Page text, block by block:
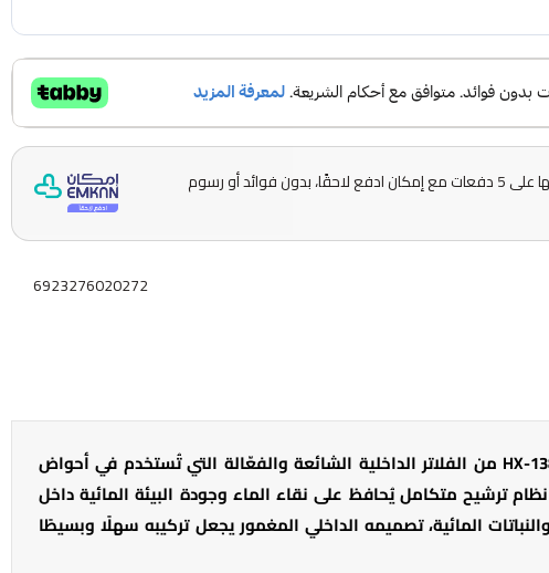
وقسّمها على 5 دفعات مع إمكان ادفع لاحقًا، بدون فوائد أو رسوم
6923276020272
يُعد فلتر تصفية حوض السمك HX-1380 من الفلاتر الداخلية الشائعة والفعّالة التي تُستخدم في أحواض
نظام ترشيح متكامل يُحافظ على نقاء الماء وجودة البيئة المائية داخل
المائية، تصميمه الداخلي المغمور يجعل تركيبه سهلًا وبسيطًا